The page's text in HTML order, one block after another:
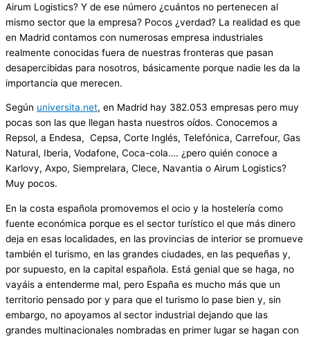
Airum Logistics? Y de ese número ¿cuántos no pertenecen al
mismo sector que la empresa? Pocos ¿verdad? La realidad es que
en Madrid contamos con numerosas empresa industriales
realmente conocidas fuera de nuestras fronteras que pasan
desapercibidas para nosotros, básicamente porque nadie les da la
importancia que merecen.
Según universita.net, en Madrid hay 382.053 empresas pero muy
pocas son las que llegan hasta nuestros oídos. Conocemos a
Repsol, a Endesa, Cepsa, Corte Inglés, Telefónica, Carrefour, Gas
Natural, Iberia, Vodafone, Coca-cola…. ¿pero quién conoce a
Karlovy, Axpo, Siemprelara, Clece, Navantia o Airum Logistics?
Muy pocos.
En la costa española promovemos el ocio y la hostelería como
fuente económica porque es el sector turístico el que más dinero
deja en esas localidades, en las provincias de interior se promueve
también el turismo, en las grandes ciudades, en las pequeñas y,
por supuesto, en la capital española. Está genial que se haga, no
vayáis a entenderme mal, pero España es mucho más que un
territorio pensado por y para que el turismo lo pase bien y, sin
embargo, no apoyamos al sector industrial dejando que las
grandes multinacionales nombradas en primer lugar se hagan con